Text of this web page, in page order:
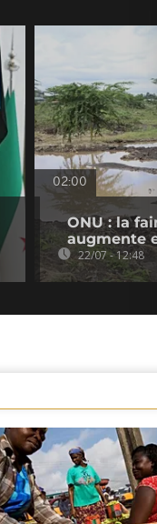
02:00
ONU : la
augmente
22/07 - 12:48